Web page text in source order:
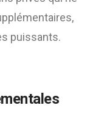
puissants.